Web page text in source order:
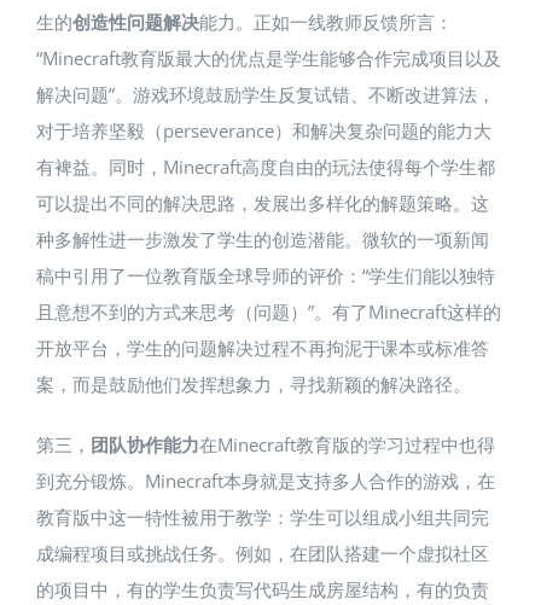
生的创造性问题解决能力。正如一线教师反馈所言：
“Minecraft教育版最大的优点是学生能够合作完成项目以及
解决问题”​。游戏环境鼓励学生反复试错、不断改进算法，
对于培养坚毅（perseverance）和解决复杂问题的能力大
有裨益。同时，Minecraft高度自由的玩法使得每个学生都
可以提出不同的解决思路，发展出多样化的解题策略。这
种多解性进一步激发了学生的创造潜能。微软的一项新闻
稿中引用了一位教育版全球导师的评价：“学生们能以独特
且意想不到的方式来思考（问题）”​。有了Minecraft这样的
开放平台，学生的问题解决过程不再拘泥于课本或标准答
案，而是鼓励他们发挥想象力，寻找新颖的解决路径。
第三， 团队协作能力在Minecraft教育版的学习过程中也得
到充分锻炼。Minecraft本身就是支持多人合作的游戏，在
教育版中这一特性被用于教学：学生可以组成小组共同完
成编程项目或挑战任务。例如，在团队搭建一个虚拟社区
的项目中，有的学生负责写代码生成房屋结构，有的负责